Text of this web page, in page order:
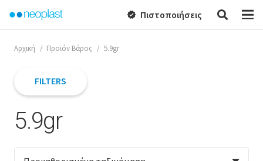
verified Πιστοποιήσεις
Αρχική / Προϊόν Βάρος / 5.9gr
5.9gr
FILTERS